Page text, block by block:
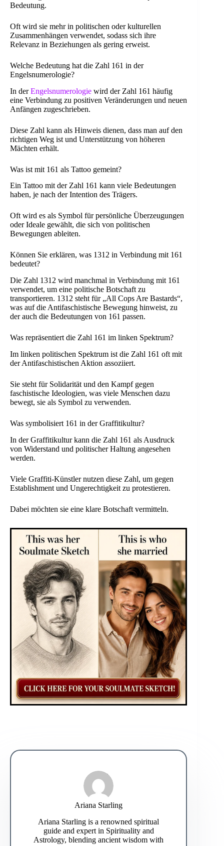
Bedeutung.
Oft wird sie mehr in politischen oder kulturellen
Zusammenhängen verwendet, sodass sich ihre
Relevanz in Beziehungen als gering erweist.
Welche Bedeutung hat die Zahl 161 in der
Engelsnumerologie?
In derEngelsnumerologie wird der Zahl 161 häufig
eine Verbindung zu positiven Veränderungen und neuen
Anfängen zugeschrieben.
Diese Zahl kann als Hinweis dienen, dass man auf den
richtigen Weg ist und Unterstützung von höheren
Mächten erhält.
Was ist mit 161 als Tattoo gemeint?
Ein Tattoo mit der Zahl 161 kann viele Bedeutungen
haben, je nach der Intention des Trägers.
Oft wird es als Symbol für persönliche Überzeugungen
oder Ideale gewählt, die sich von politischen
Bewegungen ableiten.
Können Sie erklären, was 1312 in Verbindung mit 161
bedeutet?
Die Zahl 1312 wird manchmal in Verbindung mit 161
verwendet, um eine politische Botschaft zu
transportieren. 1312 steht für „All Cops Are Bastards“,
was auf die Antifaschistische Bewegung hinweist, zu
der auch die Bedeutungen von 161 passen.
Was repräsentiert die Zahl 161 im linken Spektrum?
Im linken politischen Spektrum ist die Zahl 161 oft mit
der Antifaschistischen Aktion assoziiert.
Sie steht für Solidarität und den Kampf gegen
faschistische Ideologien, was viele Menschen dazu
bewegt, sie als Symbol zu verwenden.
Was symbolisiert 161 in der Graffitikultur?
In der Graffitikultur kann die Zahl 161 als Ausdruck
von Widerstand und politischer Haltung angesehen
werden.
Viele Graffiti-Künstler nutzen diese Zahl, um gegen
Establishment und Ungerechtigkeit zu protestieren.
Dabei möchten sie eine klare Botschaft vermitteln.
Ariana Starling
Ariana Starling is a renowned spiritual
guide and expert in Spirituality and
Astrology, blending ancient wisdom with